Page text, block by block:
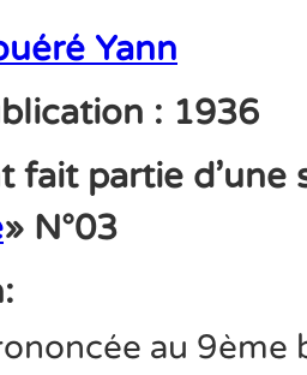
Yann
: 1936
fait partie d'une
» N°03
au 9ème